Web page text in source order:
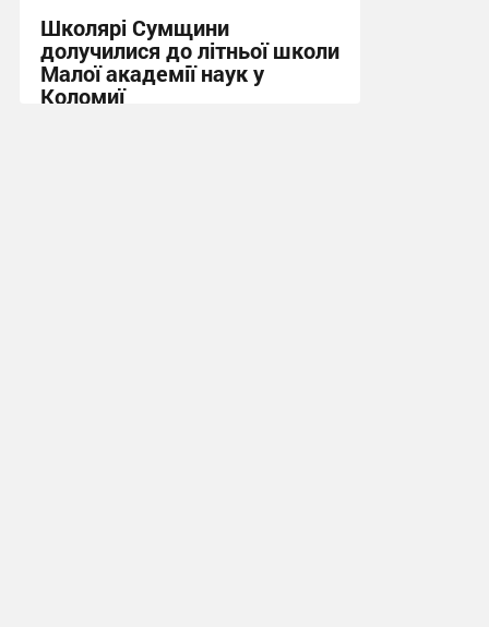
Школярі Сумщини
долучилися до літньої школи
Малої академії наук у
Коломиї